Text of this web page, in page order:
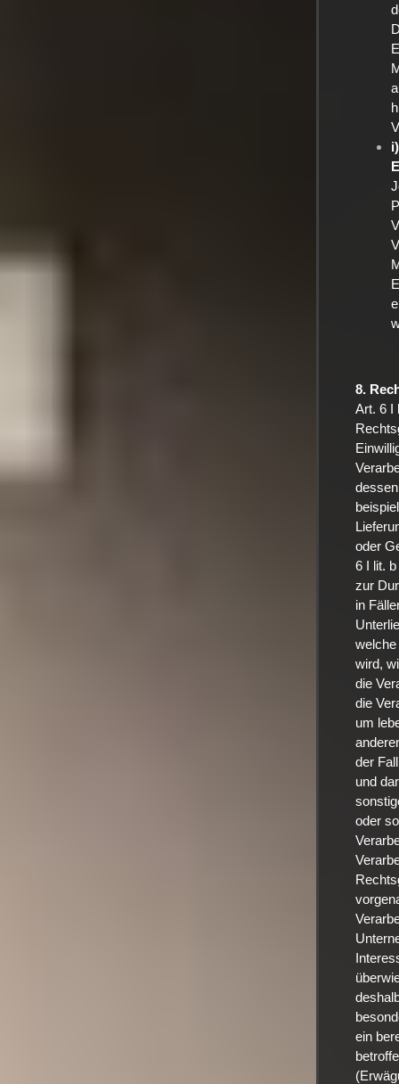
8.
Art. 6 I
oder
6 I lit.
zur
in
welche
wird,
die
die
um
der
und
oder
ein